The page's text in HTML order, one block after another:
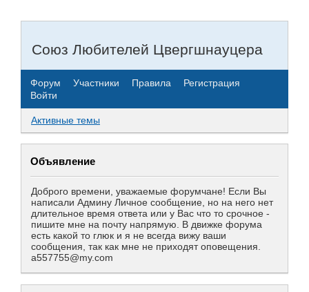
Союз Любителей Цвергшнауцера
Форум Участники Правила
Регистрация
Войти
Активные темы
Объявление
Доброго времени, уважаемые форумчане! Если Вы
написали Админу Личное сообщение, но на него нет
длительное время ответа или у Вас что то срочное -
пишите мне на почту напрямую. В движке форума
есть какой то глюк и я не всегда вижу ваши
сообщения, так как мне не приходят оповещения.
a557755@my.com